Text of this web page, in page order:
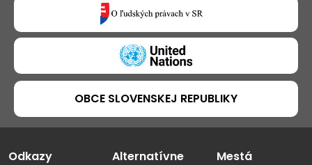
OBCE SLOVENSKEJ REPUBLIKY
Odkazy Alternatívne Mestá